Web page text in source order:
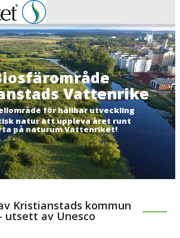
Vattenrike
för hållbar utveckling
natur att uppleva året runt
på naturum Vattenriket!
Kristianstads kommun
utsett av Unesco